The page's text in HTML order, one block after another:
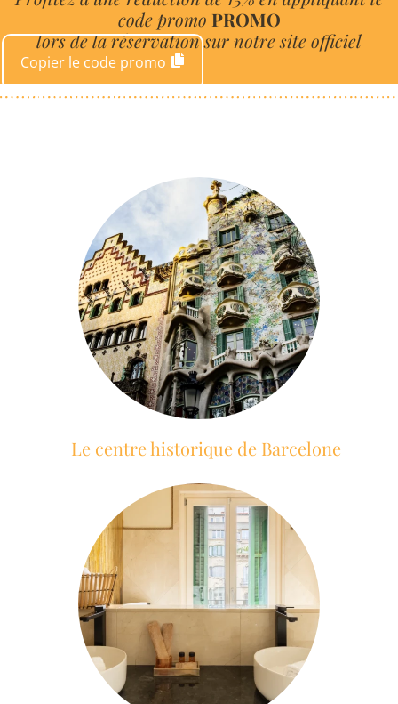
code promo PROMO
lors de la réservation sur notre site officiel
Copier le code promo
Le centre historique de Barcelone